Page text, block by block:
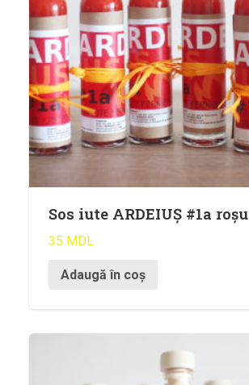
Sos iute ARDEIUȘ #1a roșu
35 MDL
Adaugă în coș